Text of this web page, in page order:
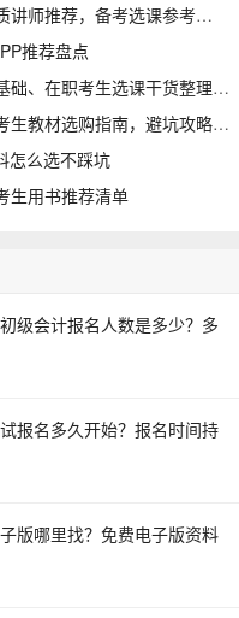
税务师哪个老师讲的好一点？各科优质讲师推荐，备考选课参考
推荐盘点
注册会计师网课哪个平台比较好？零基础、在职考生选课干货整理
税务师买谁家教材好？零基础、在职考生教材选购指南，避坑攻略收好
怎么选不踩坑
生用书推荐清单
级会计报名人数是多少？多
报名多久开始？报名时间持
版哪里找？免费电子版资料